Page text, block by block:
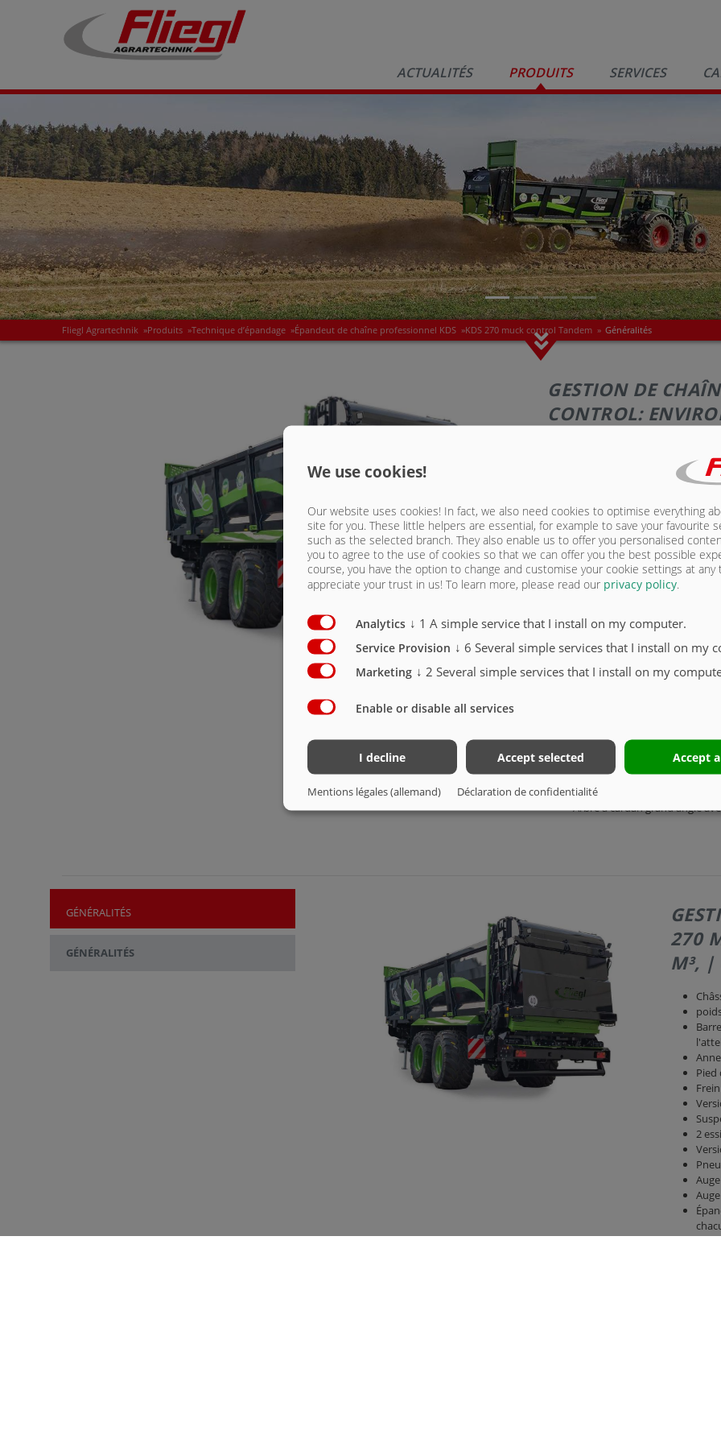
ACTUALITÉS PRODUITS SERVICES
Fliegl Agrartechnik »Produits »Technique d’épandage »Épandeut de chaîne professionnel KDS »KDS 270 muck control Tandem » Généralités
GESTION DE
CONTROL:
poids total autorisé 20000 kg,
Barre de traction
Anneau de remorquage DIN 40
Pied de support de chute
Frein pneumatique à 2 circuits
Version 25 km / h Allemagne
Suspension parabolique
2 essieux de frein, tous deux
Version d'essieu 410 x 180
Pneus 560/60 R 22,5
Auge d'épandage env.7000
Auge à tartiner peinte en vert
Épandeur à plaques
hayon hydraulique avec
2 rouleaux horizontaux Ø770
Indicateur de degré
Potentiomètre mécanique
Maillons de chaîne V2 20mm
Dispositif de serrage manuel
Connecteur d'éclairage 12 V à 7
Arbre à cardan grand angle
GÉNÉRALITÉS
GÉNÉRALITÉS
270
M³, |
Pied
2
We use cookies!
Our website uses cookies! In fact, we also need cookies to optimise everything
site for you. These little helpers are essential, for example to save your favourite
such as the selected branch. They also enable us to offer you personalised
you to agree to the use of cookies so that we can offer you the best possible
course, you have the option to change and customise your cookie settings at any
appreciate your trust in us! To learn more, please read our privacy policy.
Analytics ↓ 1 A simple service that I install on my computer.
Service Provision ↓ 6 Several simple services that I install on my
Marketing ↓ 2 Several simple services that I install on my
Enable or disable all services
I decline Accept selected Accept
Mentions légales (allemand) Déclaration de confidentialité